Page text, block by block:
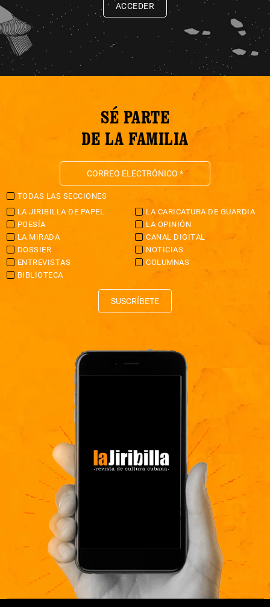
ACCEDER
SÉ PARTE
DE LA FAMILIA
TODAS LAS SECCIONES
LA JIRIBILLA DE PAPEL
LA CARICATURA DE GUARDIA
POESÍA
LA OPINIÓN
LA MIRADA
CANAL DIGITAL
DOSSIER
NOTICIAS
ENTREVISTAS
COLUMNAS
BIBLIOTECA
SUSCRÍBETE